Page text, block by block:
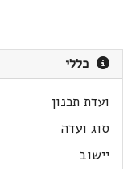
כללי
ועדת תכנון
סוג ועדה
יישוב